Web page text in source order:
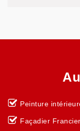
Peinture
Façadier